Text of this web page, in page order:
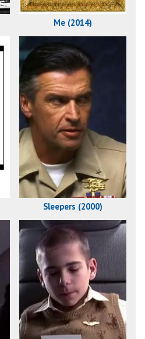
Me (2014)
Sleepers (2000)